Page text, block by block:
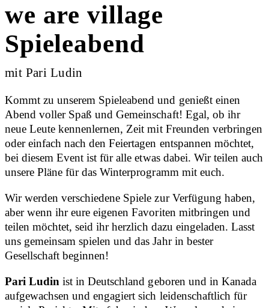
we are village
Spieleabend
mit Pari Ludin
Kommt zu unserem Spieleabend und genießt einen
Abend voller Spaß und Gemeinschaft! Egal, ob ihr
neue Leute kennenlernen, Zeit mit Freunden verbringen
oder einfach nach den Feiertagen entspannen möchtet,
bei diesem Event ist für alle etwas dabei. Wir teilen auch
unsere Pläne für das Winterprogramm mit euch.
Wir werden verschiedene Spiele zur Verfügung haben,
aber wenn ihr eure eigenen Favoriten mitbringen und
teilen möchtet, seid ihr herzlich dazu eingeladen. Lasst
uns gemeinsam spielen und das Jahr in bester
Gesellschaft beginnen!
Pari Ludin ist in Deutschland geboren und in Kanada
aufgewachsen und engagiert sich leidenschaftlich für